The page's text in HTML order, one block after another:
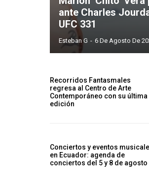
ante Charles
UFC 331
Esteban G - 6 De Agosto De
Recorridos Fantasmales
regresa al Centro de Arte
Contemporáneo con su última
edición
Conciertos y eventos
en Ecuador: agenda de
conciertos del 5 y 8 de agosto